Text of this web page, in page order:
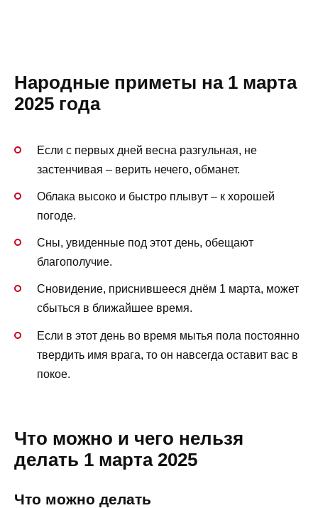
Народные приметы на 1 марта
2025 года
Если с первых дней весна разгульная, не
застенчивая – верить нечего, обманет.
Облака высоко и быстро плывут – к хорошей
погоде.
Сны, увиденные под этот день, обещают
благополучие.
Сновидение, приснившееся днём 1 марта, может
сбыться в ближайшее время.
Если в этот день во время мытья пола постоянно
твердить имя врага, то он навсегда оставит вас в
покое.
Что можно и чего нельзя
делать 1 марта 2025
Что можно делать